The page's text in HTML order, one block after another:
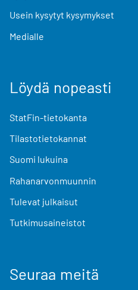
Usein kysytyt kysymykset
Medialle
Löydä nopeasti
StatFin-tietokanta
Tilastotietokannat
Suomi lukuina
Rahanarvonmuunnin
Tulevat julkaisut
Tutkimusaineistot
Seuraa meitä